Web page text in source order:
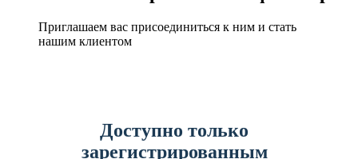
Приглашаем вас присоединиться к ним и стать
нашим клиентом
Доступно только
зарегистрированным